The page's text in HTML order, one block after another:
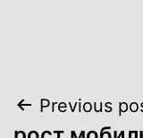
Post
Previous